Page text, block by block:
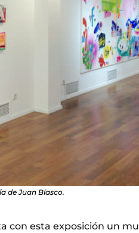
de Juan Blasco.
con esta exposición un